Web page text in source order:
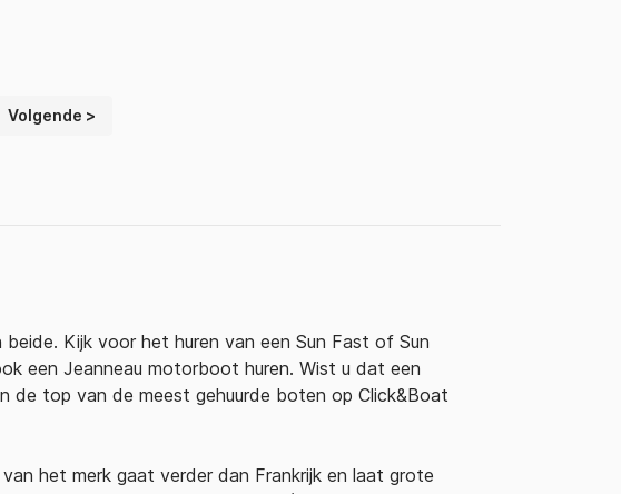
Volgende >
Kijk voor het huren van een Sun Fast of Sun
een Jeanneau motorboot huren. Wist u dat een
de top van de meest gehuurde boten op Click&Boat
het merk gaat verder dan Frankrijk en laat grote